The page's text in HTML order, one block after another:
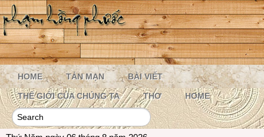
HOME TẢN MẠN BÀI VIẾT
THẾ GIỚI CỦA CHÚNG TA THƠ HOME